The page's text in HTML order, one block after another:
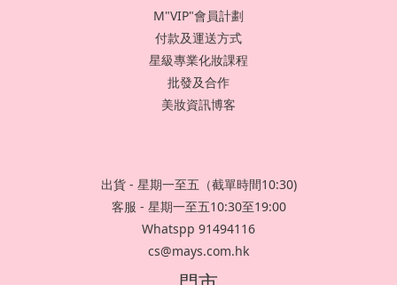
M"VIP"會員計劃
付款及運送方式
星級專業化妝課程
批發及合作
美妝資訊博客
出貨 - 星期一至五（截單時間10:30)
客服 - 星期一至五10:30至19:00
Whatspp 91494116
cs@mays.com.hk